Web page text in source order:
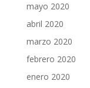
mayo 2020
abril 2020
marzo 2020
febrero 2020
enero 2020